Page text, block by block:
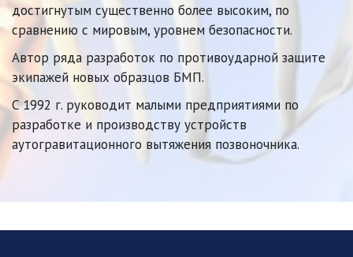
достигнутым существенно более высоким, по
сравнению с мировым, уровнем безопасности.
Автор ряда разработок по противоударной защите
экипажей новых образцов БМП.
С 1992 г. руководит малыми предприятиями по
разработке и производству устройств
аутогравитационного вытяжения позвоночника.